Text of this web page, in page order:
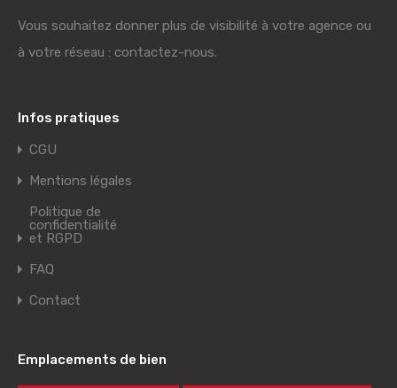
Vous souhaitez donner plus de visibilité à votre agence ou
à votre réseau : contactez-nous.
Infos pratiques
CGU
Mentions légales
Politique de
confidentialité
et RGPD
FAQ
Contact
Emplacements de bien